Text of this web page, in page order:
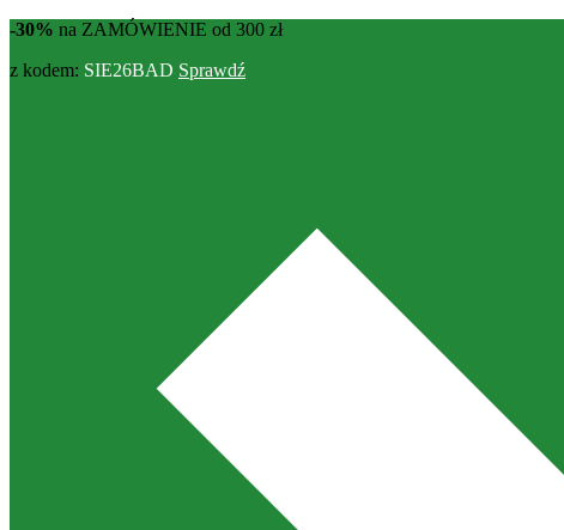
-30% na ZAMÓWIENIE od 300 zł
z kodem: SIE26BAD Sprawdź